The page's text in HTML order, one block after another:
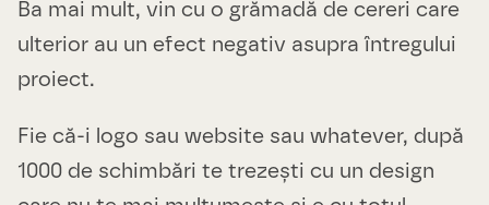
Ba mai mult, vin cu o grămadă de cereri care
ulterior au un efect negativ asupra întregului
proiect.
Fie că-i logo sau website sau whatever, după
1000 de schimbări te trezești cu un design